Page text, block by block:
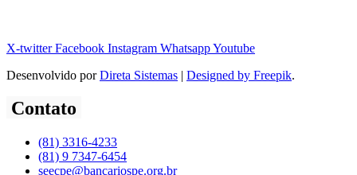
X-twitter Facebook Instagram WhatsappYoutube
Desenvolvido porDireta Sistemas | Designed by Freepik.
Contato
(81) 3316-4233
(81) 9 7347-6454
seecpe@bancariospe.org.br